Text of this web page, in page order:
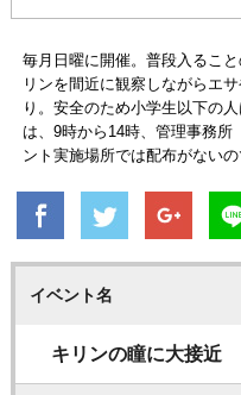
毎月日曜に開催。普段入るこ
リンを間近に観察しながらエ
り。安全のため小学生以下の
は、9時から14時、管理事務
ント実施場所では配布がないの
イベント名
キリンの瞳に大接近